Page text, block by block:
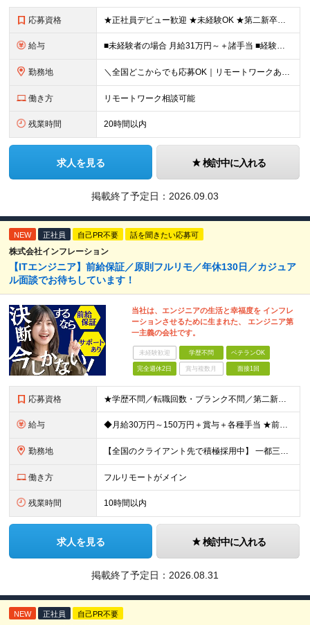
応募資格 ★正社員デビュー歓迎 ★未経験OK ★第二新卒歓迎 ★学歴不問 ＜こんな方にピッタリ！＞ □ 収入も、お休みも、絶対に妥協したくない！ □ ゆとりのある生活を楽しみながら、将来ずっと役立つスキル
給与 ■未経験者の場合 月給31万円～＋諸手当 ■経験者の場合 月給35万円～90万円＋諸手当 ★前職から年収120万円UPの実績あり ★初年度年収500万円～も可能！ ※首都圏以外の未経験の方は【月
勤務地 ＼全国どこからでも応募OK｜リモートワークあり／ ◇会社都合の転居を伴う転勤はなし ◇直行直帰OK！ ご自宅から通いやすいエリアや希望するエリアの プロジェクトをご担当いただきます！ 「自宅から通え
働き方 リモートワーク相談可能
残業時間 20時間以内
求人を見る 検討中に入れる
掲載終了予定日： 2026.09.03
NEW 正社員 自己PR不要 話を聞きたい応募可
株式会社インフレーション
【ITエンジニア】前給保証／原則フルリモ／年休130日／カジュア
ル面談でお待ちしています！
当社は、エンジニアの生活と幸福度を インフレ
ーションさせるために生まれた、 エンジニア第
一主義の会社です。
未経験歓迎 学歴不問 ベテランOK
完全週休2日 賞与複数月 面接1回
応募資格 ★学歴不問／転職回数・ブランク不問／第二新卒も歓迎！ 【応募条件】 エンジニア実務経験がある方 ※領域や担当工程は問いません。 ◎学歴・ブランク・転職回数不問。 ◎選考はWebで完結！即日内定も！
給与 ◆月給30万円～150万円＋賞与＋各種手当 ★前職給与保証／スキル・経験により決定します。 ★給与は案件単価に完全連動 ★案件の契約内容や昇給、賞与額はすべて開示いたします。 ※上記給与には、月3
勤務地 【全国のクライアント先で積極採用中】 一都三県／関西／九州／東海を中心に全国の案件をご用意。 ★完全在宅勤務も可！ ★プロジェクトは完全選択制 ★フルリモート案件の選択も可能 【100％希望の案件に
働き方 フルリモートがメイン
残業時間 10時間以内
求人を見る 検討中に入れる
掲載終了予定日： 2026.08.31
NEW 正社員 自己PR不要